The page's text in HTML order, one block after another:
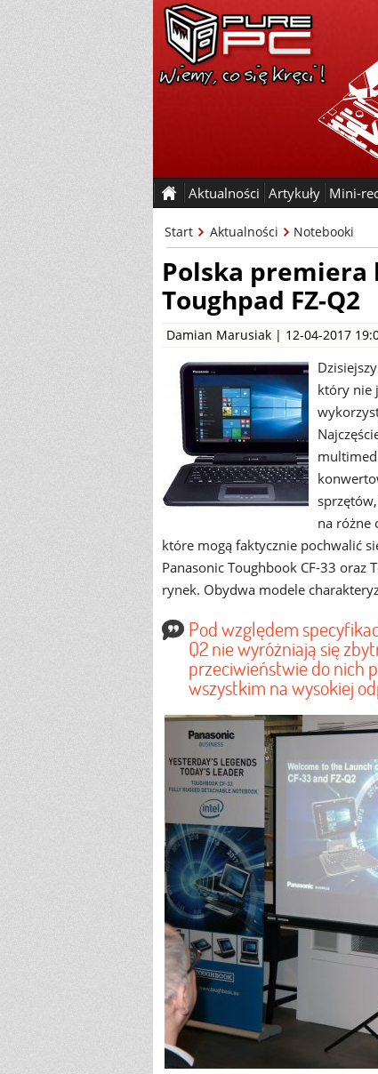
Aktualności Artykuły Mini-
Start Aktualności Notebooki
Polska premiera
Toughpad FZ-Q2
Damian Marusiak | 12-04-2017
który nie
na różne
które mogą faktycznie pochwalić
Panasonic Toughbook CF-33 oraz
rynek. Obydwa modele
Pod względem
Q2 nie wyróżniają się
przeciwieństwie do nich
wszystkim na wysokiej